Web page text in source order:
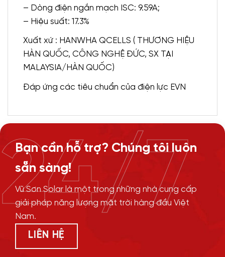
– Dòng điện ngắn mạch ISC: 9.59A;
– Hiệu suất: 17.3%
Xuất xứ : HANWHA QCELLS ( THƯƠNG HIỆU
HÀN QUỐC, CÔNG NGHỆ ĐỨC, SX TẠI
MALAYSIA/HÀN QUỐC)
Đáp ứng các tiêu chuẩn của điện lực EVN
Bạn cần hỗ trợ? Chúng tôi luôn
sẵn sàng!
Vũ Sơn Solar là một trong những nhà cung cấp
giải pháp năng lượng mặt trời hàng đầu Việt
Nam.
LIÊN HỆ
24/7